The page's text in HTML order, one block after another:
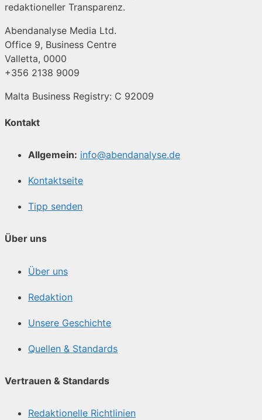
redaktioneller Transparenz.
Abendanalyse Media Ltd.
Office 9, Business Centre
Valletta, 0000
+356 2138 9009
Malta Business Registry: C 92009
Kontakt
Allgemein: info@abendanalyse.de
Kontaktseite
Tipp senden
Über uns
Über uns
Redaktion
Unsere Geschichte
Quellen & Standards
Vertrauen & Standards
Redaktionelle Richtlinien